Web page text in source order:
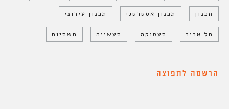
תכנון תכנון אסטרטגי תכנון עירוני
תל אביב תעסוקה תעשייה תשתיות
הרשמה לתפוצה